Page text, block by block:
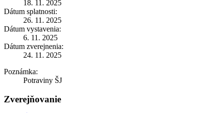
18. 11. 2025
Dátum splatnosti:
26. 11. 2025
Dátum vystavenia:
6. 11. 2025
Dátum zverejnenia:
24. 11. 2025
Poznámka:
Potraviny ŠJ
Zverejňovanie